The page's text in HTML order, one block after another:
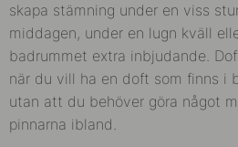
skapa stämning under en viss
middagen, under en lugn kväll
badrummet extra inbjudande.
när du vill ha en doft som finns i
utan att du behöver göra något
pinnarna ibland.